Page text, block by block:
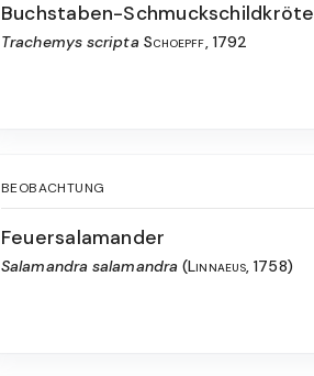
Buchstaben-Schmuckschildkröte
Trachemys scripta Schoepff, 1792
BEOBACHTUNG
Feuersalamander
Salamandra salamandra (Linnaeus, 1758)